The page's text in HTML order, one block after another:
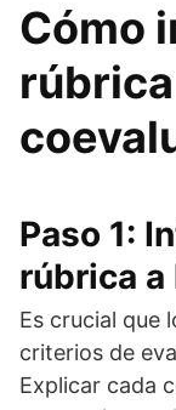
Cómo
Paso 1:
rúbrica
Es crucial que
criterios de
Explicar cada